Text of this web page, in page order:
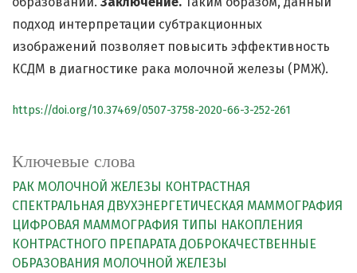
Ключевые слова
РАК МОЛОЧНОЙ ЖЕЛЕЗЫ
КОНТРАСТНАЯ
СПЕКТРАЛЬНАЯ ДВУХЭНЕРГЕТИЧЕСКАЯ МАММОГРАФИЯ
ЦИФРОВАЯ МАММОГРАФИЯ ТИПЫ НАКОПЛЕНИЯ
КОНТРАСТНОГО ПРЕПАРАТА ДОБРОКАЧЕСТВЕННЫЕ
ОБРАЗОВАНИЯ МОЛОЧНОЙ ЖЕЛЕЗЫ
подход интерпретации субтракционных
изображений позволяет повысить эффективность
КСДМ в диагностике рака молочной железы (РМЖ).
https://doi.org/10.37469/0507-3758-2020-66-3-252-261